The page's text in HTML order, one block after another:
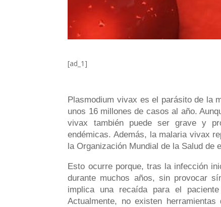
[ad_1]
Plasmodium vivax es el parásito de la
unos 16 millones de casos al año.
vivax también puede ser grave y
endémicas. Además, la malaria vivax
la Organización Mundial de la Salud de
Esto ocurre porque, tras la infección
durante muchos años, sin provocar
implica una recaída para el
Actualmente, no existen